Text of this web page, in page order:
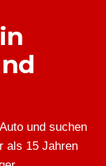
und suchen
als 15 Jahren